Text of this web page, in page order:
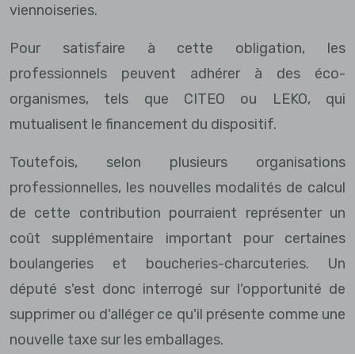
viennoiseries.
Pour satisfaire à cette obligation, les
professionnels peuvent adhérer à des éco-
organismes, tels que CITEO ou LEKO, qui
mutualisent le financement du dispositif.
Toutefois, selon plusieurs organisations
professionnelles, les nouvelles modalités de calcul
de cette contribution pourraient représenter un
coût supplémentaire important pour certaines
boulangeries et boucheries-charcuteries. Un
député s'est donc interrogé sur l'opportunité de
supprimer ou d'alléger ce qu'il présente comme une
nouvelle taxe sur les emballages.